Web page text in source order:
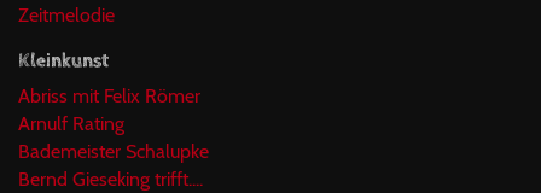
Zeitmelodie
Kleinkunst
Abriss mit Felix Römer
Arnulf Rating
Bademeister Schalupke
Bernd Gieseking trifft....